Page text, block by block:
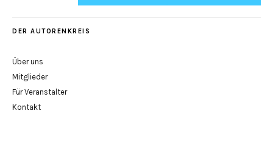
DER AUTORENKREIS
Über uns
Mitglieder
Für Veranstalter
Kontakt